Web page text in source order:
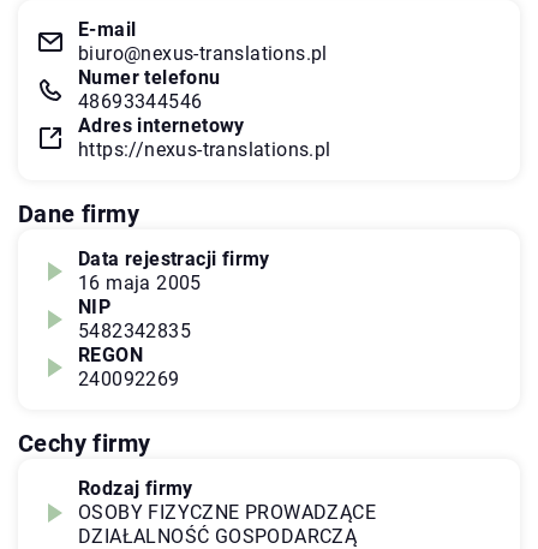
E-mail
biuro@nexus-translations.pl
Numer telefonu
48693344546
Adres internetowy
https://nexus-translations.pl
Dane firmy
Data rejestracji firmy
16 maja 2005
NIP
5482342835
REGON
240092269
Cechy firmy
Rodzaj firmy
OSOBY FIZYCZNE PROWADZĄCE
DZIAŁALNOŚĆ GOSPODARCZĄ